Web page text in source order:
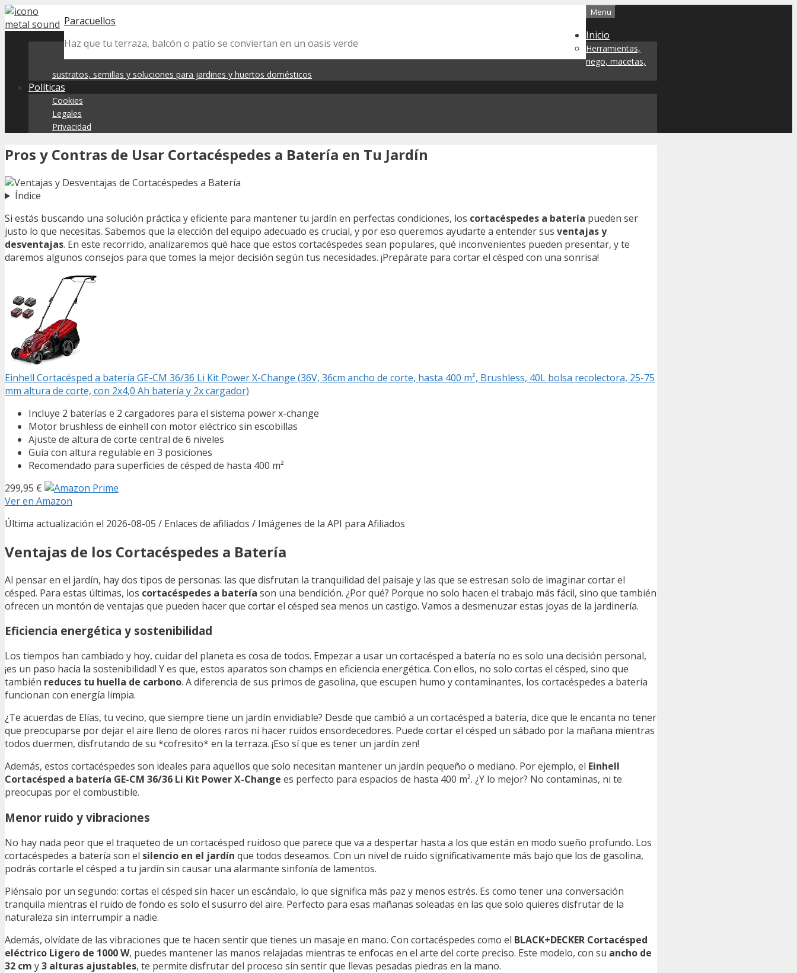
Skip
to
Paracuellos
Haz que tu terraza, balcón o patio se conviertan en un oasis verde
Menu
Inicio
Herramientas,
riego, macetas,
sustratos, semillas y soluciones para jardines y huertos domésticos
Políticas
Cookies
Legales
Privacidad
Pros y Contras de Usar Cortacéspedes a Batería en Tu Jardín
Índice
Si estás buscando una solución práctica y eficiente para mantener tu jardín en perfectas condiciones, los cortacéspedes a batería pueden ser
justo lo que necesitas. Sabemos que la elección del equipo adecuado es crucial, y por eso queremos ayudarte a entender sus ventajas y
desventajas. En este recorrido, analizaremos qué hace que estos cortacéspedes sean populares, qué inconvenientes pueden presentar, y te
daremos algunos consejos para que tomes la mejor decisión según tus necesidades. ¡Prepárate para cortar el césped con una sonrisa!
Einhell Cortacésped a batería GE-CM 36/36 Li Kit Power X-Change (36V, 36cm ancho de corte, hasta 400 m², Brushless, 40L bolsa recolectora, 25-75
mm altura de corte, con 2x4,0 Ah batería y 2x cargador)
Incluye 2 baterías e 2 cargadores para el sistema power x-change
Motor brushless de einhell con motor eléctrico sin escobillas
Ajuste de altura de corte central de 6 niveles
Guía con altura regulable en 3 posiciones
Recomendado para superficies de césped de hasta 400 m²
299,95 €
Ver en Amazon
Última actualización el 2026-08-05 / Enlaces de afiliados / Imágenes de la API para Afiliados
Ventajas de los Cortacéspedes a Batería
Al pensar en el jardín, hay dos tipos de personas: las que disfrutan la tranquilidad del paisaje y las que se estresan solo de imaginar cortar el
césped. Para estas últimas, los cortacéspedes a batería son una bendición. ¿Por qué? Porque no solo hacen el trabajo más fácil, sino que también
ofrecen un montón de ventajas que pueden hacer que cortar el césped sea menos un castigo. Vamos a desmenuzar estas joyas de la jardinería.
Eficiencia energética y sostenibilidad
Los tiempos han cambiado y hoy, cuidar del planeta es cosa de todos. Empezar a usar un cortacésped a batería no es solo una decisión personal,
¡es un paso hacia la sostenibilidad! Y es que, estos aparatos son champs en eficiencia energética. Con ellos, no solo cortas el césped, sino que
también reduces tu huella de carbono. A diferencia de sus primos de gasolina, que escupen humo y contaminantes, los cortacéspedes a batería
funcionan con energía limpia.
¿Te acuerdas de Elías, tu vecino, que siempre tiene un jardín envidiable? Desde que cambió a un cortacésped a batería, dice que le encanta no tener
que preocuparse por dejar el aire lleno de olores raros ni hacer ruidos ensordecedores. Puede cortar el césped un sábado por la mañana mientras
todos duermen, disfrutando de su *cofresito* en la terraza. ¡Eso sí que es tener un jardín zen!
Además, estos cortacéspedes son ideales para aquellos que solo necesitan mantener un jardín pequeño o mediano. Por ejemplo, el Einhell
Cortacésped a batería GE-CM 36/36 Li Kit Power X-Change es perfecto para espacios de hasta 400 m². ¿Y lo mejor? No contaminas, ni te
preocupas por el combustible.
Menor ruido y vibraciones
No hay nada peor que el traqueteo de un cortacésped ruidoso que parece que va a despertar hasta a los que están en modo sueño profundo. Los
cortacéspedes a batería son el silencio en el jardín que todos deseamos. Con un nivel de ruido significativamente más bajo que los de gasolina,
podrás cortarle el césped a tu jardín sin causar una alarmante sinfonía de lamentos.
Piénsalo por un segundo: cortas el césped sin hacer un escándalo, lo que significa más paz y menos estrés. Es como tener una conversación
tranquila mientras el ruido de fondo es solo el susurro del aire. Perfecto para esas mañanas soleadas en las que solo quieres disfrutar de la
naturaleza sin interrumpir a nadie.
Además, olvídate de las vibraciones que te hacen sentir que tienes un masaje en mano. Con cortacéspedes como el BLACK+DECKER Cortacésped
eléctrico Ligero de 1000 W, puedes mantener las manos relajadas mientras te enfocas en el arte del corte preciso. Este modelo, con su ancho de
32 cm y3 alturas ajustables, te permite disfrutar del proceso sin sentir que llevas pesadas piedras en la mano.